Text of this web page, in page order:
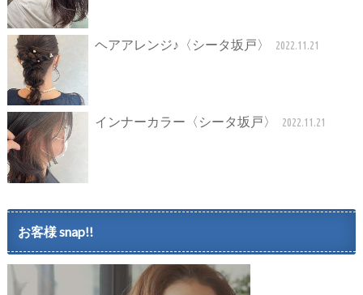
ヘアアレンジ♪〈シータ坂戸〉 2022.11.21
インナーカラー〈シータ坂戸〉 2022.11.21
お客様 snap!!